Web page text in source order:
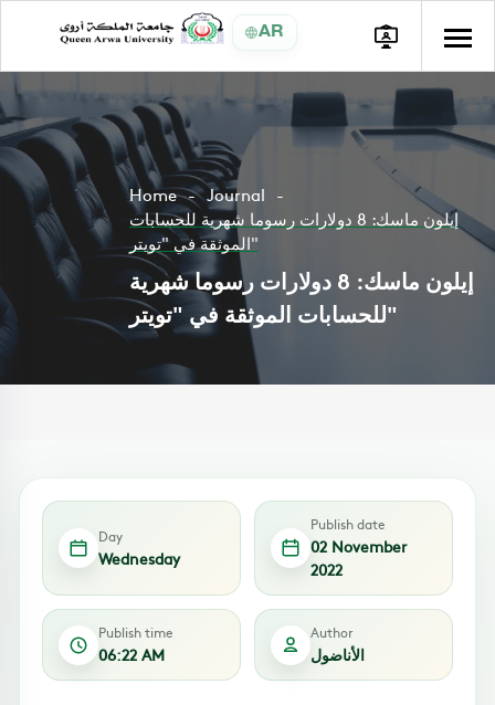
AR
Home
Journal
إيلون ماسك: 8 دولارات رسوما شهرية للحسابات
الموثقة في "تويتر"
إيلون ماسك: 8 دولارات رسوما شهرية
للحسابات الموثقة في "تويتر"
Day
Wednesday
Publish date
02 November
2022
Publish time
06:22 AM
Author
الأناضول